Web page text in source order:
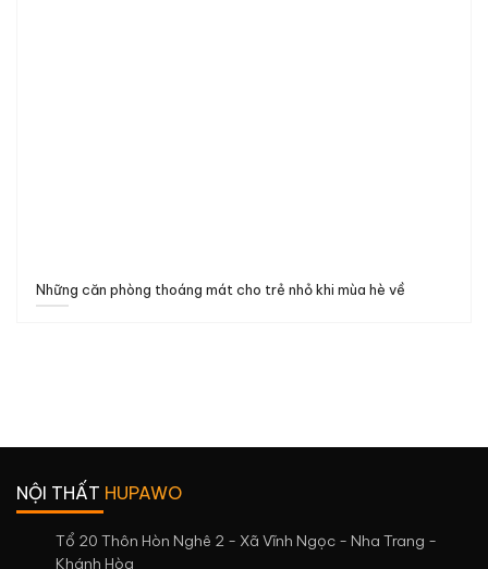
Những căn phòng thoáng mát cho trẻ nhỏ khi mùa hè về
NỘI THẤT HUPAWO
Tổ 20 Thôn Hòn Nghê 2 - Xã Vĩnh Ngọc - Nha Trang -
Khánh Hòa